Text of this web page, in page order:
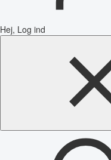
Hej, Log ind